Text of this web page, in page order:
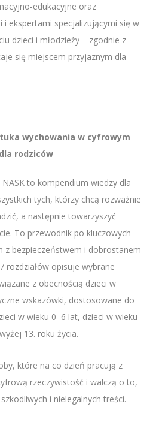
edukacyjne oraz
i ekspertami specjalizującymi się w
dzieci i młodzieży – zgodnie z
się miejscem przyjaznym dla
wychowania w cyfrowym
rodziców
to kompendium wiedzy dla
tych, którzy chcą rozważnie
a następnie towarzyszyć
To przewodnik po kluczowych
z bezpieczeństwem i dobrostanem
rozdziałów opisuje wybrane
z obecnością dzieci w
wskazówki, dostosowane do
w wieku 0–6 lat, dzieci w wieku
13. roku życia.
które na co dzień pracują z
rzeczywistość i walczą o to,
i nielegalnych treści.